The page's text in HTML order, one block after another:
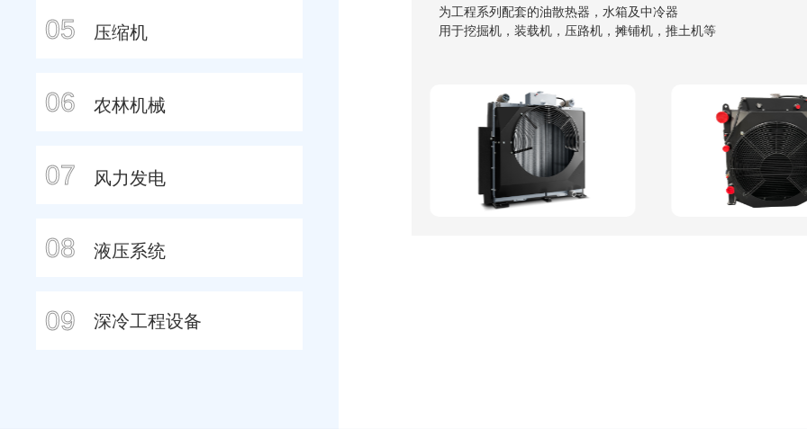
05 压缩机
06 农林机械
07 风力发电
08 液压系统
09 深冷工程设备
为工程系列配套的油散热器，水箱及中冷器
用于挖掘机，装载机，压路机，摊铺机，推土机等